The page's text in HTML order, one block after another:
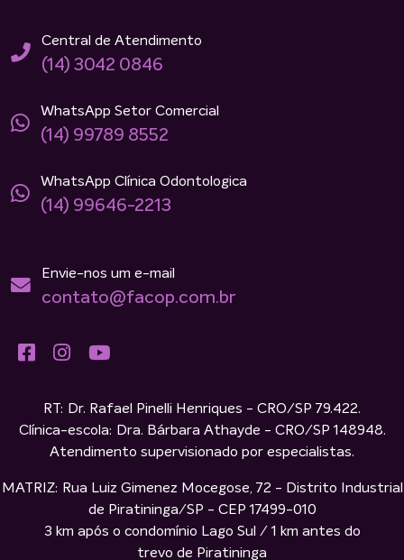
Central de Atendimento
(14) 3042 0846
WhatsApp Setor Comercial
(14) 99789 8552
WhatsApp Clínica Odontologica
(14) 99646-2213
Envie-nos um e-mail
contato@facop.com.br
RT: Dr. Rafael Pinelli Henriques - CRO/SP 79.422.
Clínica-escola: Dra. Bárbara Athayde - CRO/SP 148948.
Atendimento supervisionado por especialistas.
MATRIZ: Rua Luiz Gimenez Mocegose, 72 - Distrito Industrial
de Piratininga/SP - CEP 17499-010
3 km após o condomínio Lago Sul / 1 km antes do
trevo de Piratininga